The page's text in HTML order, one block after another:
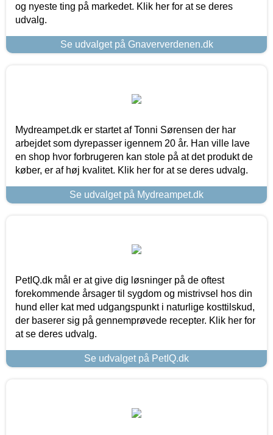
og nyeste ting på markedet. Klik her for at se deres
udvalg.
Se udvalget på Gnaververdenen.dk
Mydreampet.dk er startet af Tonni Sørensen der har
arbejdet som dyrepasser igennem 20 år. Han ville lave
en shop hvor forbrugeren kan stole på at det produkt de
køber, er af høj kvalitet. Klik her for at se deres udvalg.
Se udvalget på Mydreampet.dk
PetIQ.dk mål er at give dig løsninger på de oftest
forekommende årsager til sygdom og mistrivsel hos din
hund eller kat med udgangspunkt i naturlige kosttilskud,
der baserer sig på gennemprøvede recepter. Klik her for
at se deres udvalg.
Se udvalget på PetIQ.dk